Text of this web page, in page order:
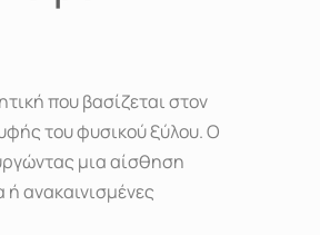
που βασίζεται στον
του φυσικού ξύλου. Ο
μια αίσθηση
ή ανακαινισμένες